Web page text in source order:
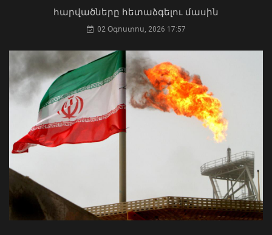
Այս տարի քննություններին
անբավարար ստացած դիմորդների
թիվն էականորեն ավելի մեծ է, սա
ահազանգ է. Փաշինյան
06 Օգոստոս, 2026 10:34
ՀՀ երկաթուղին ազգային
ռազմավարական սեփականություն է
և պետք է կառավարվի ՀՀ
հարվածները հետաձգելու մասին
02 Օգոստոս, 2026 17:57